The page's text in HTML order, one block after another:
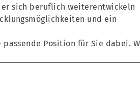
sich beruflich weiterentwickeln
und ein
Position für Sie dabei.